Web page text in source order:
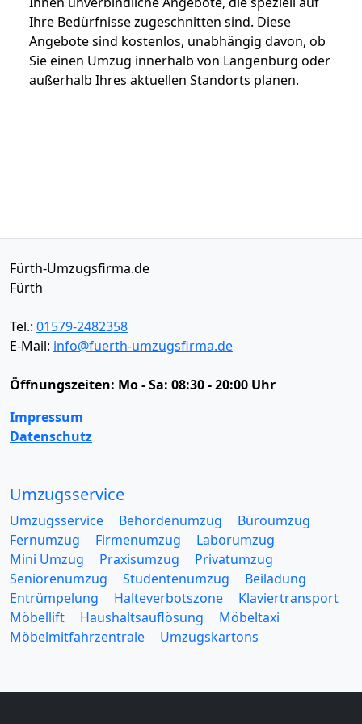
Ihre Bedürfnisse zugeschnitten sind. Diese
Angebote sind kostenlos, unabhängig davon, ob
Sie einen Umzug innerhalb von Langenburg oder
außerhalb Ihres aktuellen Standorts planen.
Fürth-Umzugsfirma.de
Fürth
Tel.: 01579-2482358
E-Mail: info@fuerth-umzugsfirma.de
Öffnungszeiten: Mo - Sa: 08:30 - 20:00 Uhr
Impressum
Datenschutz
Umzugsservice
Umzugsservice Behördenumzug
Büroumzug
Fernumzug
Firmenumzug
Laborumzug
Mini Umzug
Praxisumzug
Privatumzug
Seniorenumzug
Studentenumzug
Beiladung
Entrümpelung
Halteverbotszone
Klaviertransport
Möbellift
Haushaltsauflösung
Möbeltaxi
Möbelmitfahrzentrale
Umzugskartons